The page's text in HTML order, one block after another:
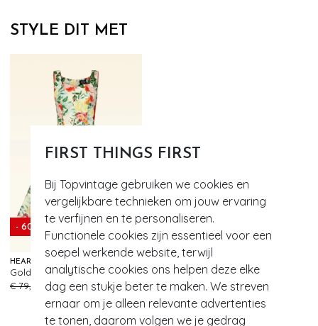
FIRST THINGS FIRST
Bij Topvintage gebruiken we cookies en
vergelijkbare technieken om jouw ervaring
te verfijnen en te personaliseren.
Functionele cookies zijn essentieel voor een
soepel werkende website, terwijl
analytische cookies ons helpen deze elke
dag een stukje beter te maken. We streven
ernaar om je alleen relevante advertenties
te tonen, daarom volgen we je gedrag
STYLE DIT MET
- 60%
HEARTS & ROSES
Golden Peony swing jurk in botergeel en multi
€ 79,95
€ 31,95